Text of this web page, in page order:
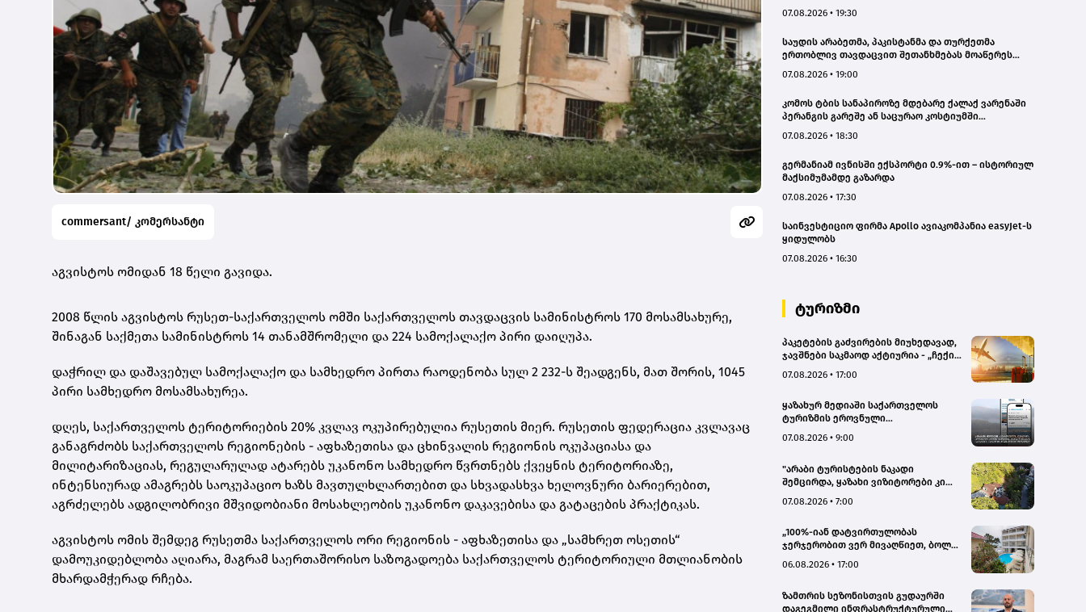
commersant/ კომერსანტი
აგვისტოს ომიდან 18 წელი გავიდა.
2008 წლის აგვისტოს რუსეთ-საქართველოს ომში საქართველოს თავდაცვის სამინისტროს 170 მოსამსახურე,
შინაგან საქმეთა სამინისტროს 14 თანამშრომელი და 224 სამოქალაქო პირი დაიღუპა.
დაჭრილ და დაშავებულ სამოქალაქო და სამხედრო პირთა რაოდენობა სულ 2 232-ს შეადგენს, მათ შორის, 1045
პირი სამხედრო მოსამსახურეა.
დღეს, საქართველოს ტერიტორიების 20% კვლავ ოკუპირებულია რუსეთის მიერ. რუსეთის ფედერაცია კვლავაც
განაგრძობს საქართველოს რეგიონების - აფხაზეთისა და ცხინვალის რეგიონის ოკუპაციასა და
მილიტარიზაციას, რეგულარულად ატარებს უკანონო სამხედრო წვრთნებს ქვეყნის ტერიტორიაზე,
ინტენსიურად ამაგრებს საოკუპაციო ხაზს მავთულხლართებით და სხვადასხვა ხელოვნური ბარიერებით,
აგრძელებს ადგილობრივი მშვიდობიანი მოსახლეობის უკანონო დაკავებისა და გატაცების პრაქტიკას.
აგვისტოს ომის შემდეგ რუსეთმა საქართველოს ორი რეგიონის - აფხაზეთისა და „სამხრეთ ოსეთის“
დამოუკიდებლობა აღიარა, მაგრამ საერთაშორისო საზოგადოება საქართველოს ტერიტორიული მთლიანობის
მხარდამჭერად რჩება.
„გარდიანი“
07.08.2026 • 19:30
საუდის არაბეთმა, პაკისტანმა და თურქეთმა
ერთობლივ თავდაცვით შეთანხმებას მოაწერეს
07.08.2026 • 19:00
კომოს ტბის სანაპიროზე მდებარე ქალაქ ვარენაში
პერანგის გარეშე ან საცურაო კოსტიუმში
მოუწევთ
07.08.2026 • 18:30
გერმანიამ ივნისში ექსპორტი 0.9%-ით – ისტორიულ
მაქსიმუმამდე გაზარდა
07.08.2026 • 17:30
საინვესტიციო ფირმა Apollo ავიაკომპანია easyJet-ს
ყიდულობს
07.08.2026 • 16:30
ტურიზმი
პაკეტების გაძვირების მიუხედავად,
ჯავშნები საკმაოდ აქტიურია - „ჩექინ
07.08.2026 • 17:00
ყაზახურ მედიაში საქართველოს
ტურიზმის ეროვნული
კამპანიის ფარგლებში სტატიები
07.08.2026 • 9:00
"არაბი ტურისტების ნაკადი
შემცირდა, ყაზახი ვიზიტორები კი
Hotel
07.08.2026 • 7:00
„100%-იან დატვირთულობას
ჯერჯერობით ვერ მივაღწიეთ, ბოლო
გაუქმდა“ - Kobuleti Beach Club
06.08.2026 • 17:00
ზამთრის სეზონისთვის გუდაურში
დაგეგმილი ინფრასტრუქტურული